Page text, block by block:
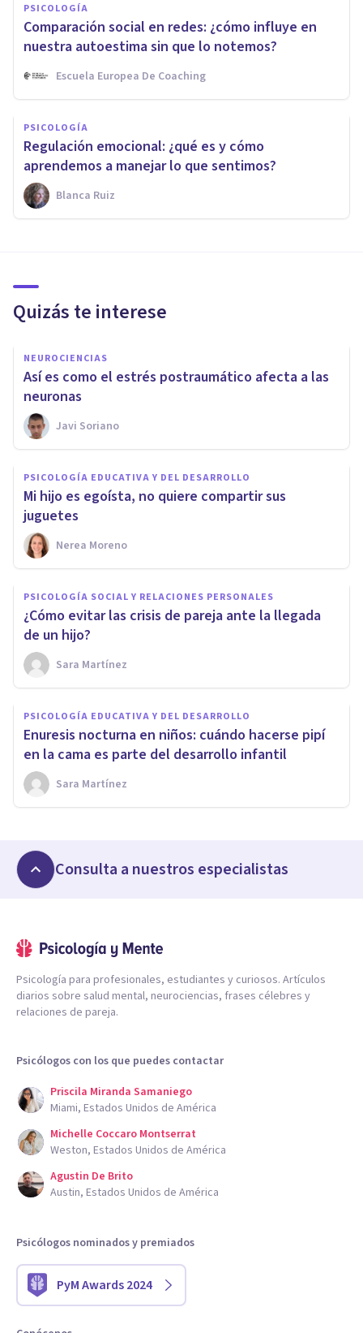
PSICOLOGÍA
Comparación social en redes: ¿cómo influye en
nuestra autoestima sin que lo notemos?
Escuela Europea De Coaching
PSICOLOGÍA
Regulación emocional: ¿qué es y cómo
aprendemos a manejar lo que sentimos?
Blanca Ruiz
Quizás te interese
NEUROCIENCIAS
Así es como el estrés postraumático afecta a las
neuronas
Javi Soriano
PSICOLOGÍA EDUCATIVA Y DEL DESARROLLO
Mi hijo es egoísta, no quiere compartir sus
juguetes
Nerea Moreno
PSICOLOGÍA SOCIAL Y RELACIONES PERSONALES
¿Cómo evitar las crisis de pareja ante la llegada
de un hijo?
Sara Martínez
PSICOLOGÍA EDUCATIVA Y DEL DESARROLLO
Enuresis nocturna en niños: cuándo hacerse pipí
en la cama es parte del desarrollo infantil
Sara Martínez
Consulta a nuestros especialistas
Psicología para profesionales, estudiantes y curiosos. Artículos
diarios sobre salud mental, neurociencias, frases célebres y
relaciones de pareja.
Psicólogos con los que puedes contactar
Priscila Miranda Samaniego
Miami, Estados Unidos de América
Michelle Coccaro Montserrat
Weston, Estados Unidos de América
Agustin De Brito
Austin, Estados Unidos de América
Psicólogos nominados y premiados
PyM Awards 2024